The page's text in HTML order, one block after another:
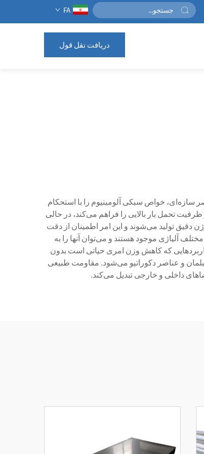
FA
دریافت نقل قول
خواص سبکی آلومینیوم را با استحکام
تحمل بار بالایی را فراهم می‌کند، در حالی
دقیق تولید می‌شوند و این امر اطمینان از دقت
آلیاژی موجود هستند و می‌توان آنها را به
کاربردهایی که کاهش وزن امری حیاتی است بدون
و عناصر دکوراتیو می‌شود. مقاومت طبیعی
داخلی و خارجی تبدیل می‌کند.